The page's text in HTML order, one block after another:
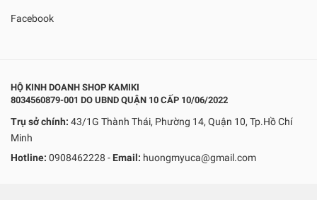
Facebook
HỘ KINH DOANH SHOP KAMIKI
8034560879-001 DO UBND QUẬN 10 CẤP 10/06/2022
Trụ sở chính: 43/1G Thành Thái, Phường 14, Quận 10, Tp.Hồ Chí
Minh
Hotline: 0908462228 - Email: huongmyuca@gmail.com